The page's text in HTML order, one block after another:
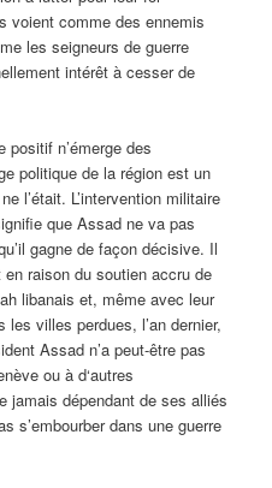
voient comme des ennemis
les seigneurs de guerre
intérêt à cesser de
n’émerge des
politique de la région est un
l’était. L’intervention militaire
que Assad ne va pas
gagne de façon décisive. Il
raison du soutien accru de
libanais et, même avec leur
les villes perdues, l’an dernier,
Assad n’a peut-être pas
ou à d‘autres
jamais dépendant de ses alliés
s’embourber dans une guerre